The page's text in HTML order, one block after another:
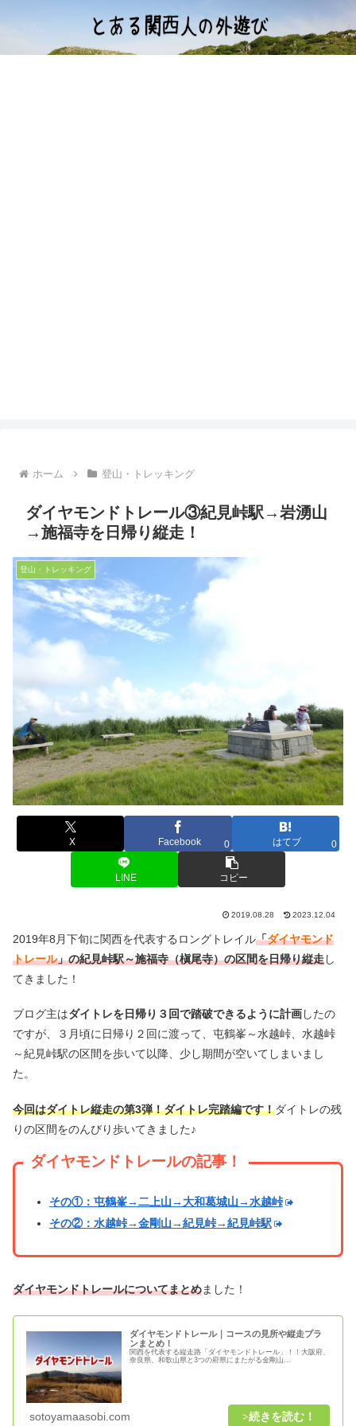
ホーム 登山・トレッキング
ダイヤモンドトレール③紀見峠駅→岩湧山
→施福寺を日帰り縦走！
登山・トレッキング
X Facebook 0 はてブ 0
LINE コピー
2019.08.28 2023.12.04
2019年8月下旬に関西を代表するロングトレイル「ダイヤモンド
トレール」の紀見峠駅～施福寺（槇尾寺）の区間を日帰り縦走し
てきました！
ブログ主はダイトレを日帰り３回で踏破できるように計画したの
ですが、３月頃に日帰り２回に渡って、屯鶴峯～水越峠、水越峠
～紀見峠駅の区間を歩いて以降、少し期間が空いてしまいまし
た。
今回はダイトレ縦走の第3弾！ダイトレ完踏編です！ダイトレの残
りの区間をのんびり歩いてきました♪
ダイヤモンドトレールの記事！
その①：屯鶴峯→二上山→大和葛城山→水越峠
その②：水越峠→金剛山→紀見峠→紀見峠駅
ダイヤモンドトレールについてまとめました！
ダイヤモンドトレール｜コースの見所や縦走プラ
ンまとめ！
関西を代表する縦走路「ダイヤモンドトレール」！！大阪府、
奈良県、和歌山県と3つの府県にまたがる金剛山...
sotoyamaasobi.com